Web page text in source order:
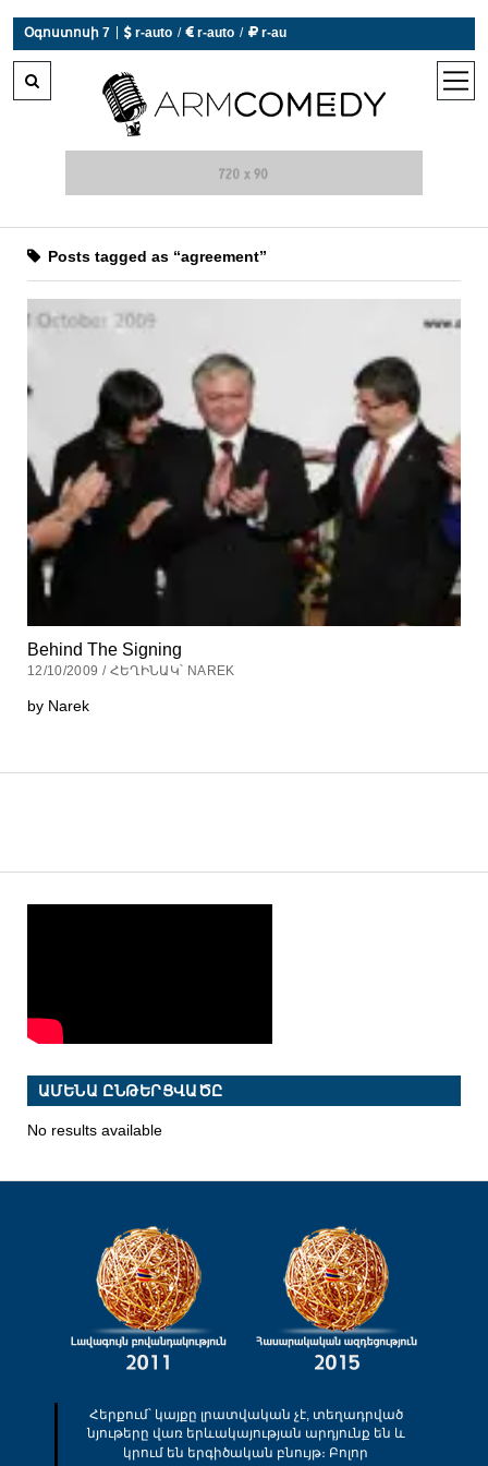
Օգոստոսի 7  r-auto /  r-auto /  r-au
open
Posts tagged as “agreement”
Behind The Signing
12/10/2009 / ՀԵՂԻՆԱԿ՝ NAREK
by Narek
ԱՄԵՆԱ ԸՆԹԵՐՑՎԱԾԸ
No results available
Հերքում՝ կայքը լրատվական չէ, տեղադրված
նյութերը վառ երևակայության արդյունք են և
կրում են երգիծական բնույթ։ Բոլոր